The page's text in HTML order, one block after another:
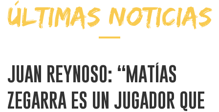
ÚLTIMAS NOTICIAS
JUAN REYNOSO: “MATÍAS
ZEGARRA ES UN JUGADOR QUE